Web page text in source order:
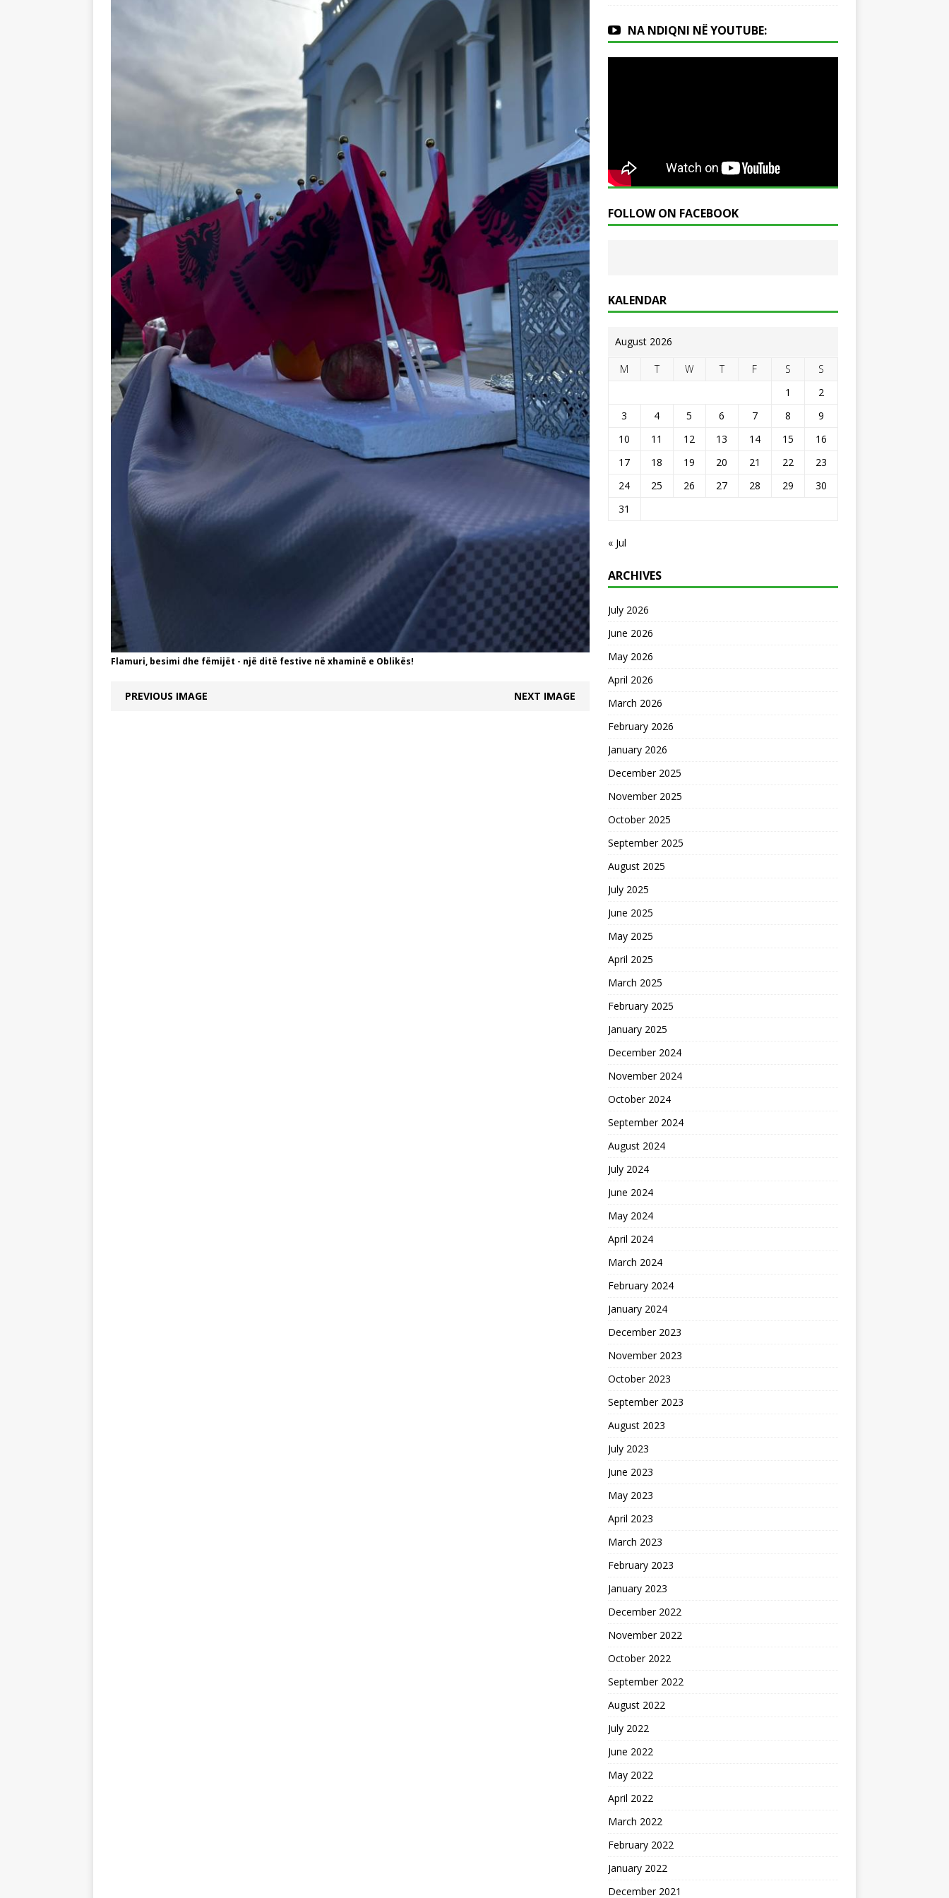
Flamuri, besimi dhe fëmijët - një ditë festive në xhaminë e Oblikës!
PREVIOUS IMAGE NEXT IMAGE
NA NDIQNI NË YOUTUBE:
FOLLOW ON FACEBOOK
KALENDAR
August 2026
M T W T F S
S
1
2
3
4 5 6 7 8
9
10
11 12 13 14 15
16
17
18 19 20 21 22
23
24
25 26 27 28 29
30
31
« Jul
ARCHIVES
July 2026
June 2026
May 2026
April 2026
March 2026
February 2026
January 2026
December 2025
November 2025
October 2025
September 2025
August 2025
July 2025
June 2025
May 2025
April 2025
March 2025
February 2025
January 2025
December 2024
November 2024
October 2024
September 2024
August 2024
July 2024
June 2024
May 2024
April 2024
March 2024
February 2024
January 2024
December 2023
November 2023
October 2023
September 2023
August 2023
July 2023
June 2023
May 2023
April 2023
March 2023
February 2023
January 2023
December 2022
November 2022
October 2022
September 2022
August 2022
July 2022
June 2022
May 2022
April 2022
March 2022
February 2022
January 2022
December 2021